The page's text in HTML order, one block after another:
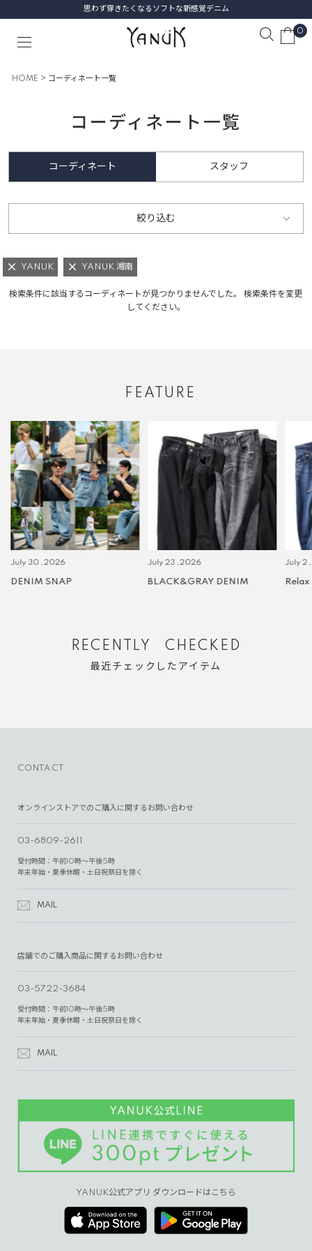
思わず穿きたくなるソフトな新感覚デニム
0
HOME コーディネート一覧
コーディネート一覧
コーディネート スタッフ
絞り込む
YANUK YANUK 湘南
検索条件に該当するコーディネートが見つかりませんでした。 検索条件を変更
してください。
FEATURE
July 30 ,2026
DENIM SNAP
July 23 ,2026
BLACK&GRAY DENIM
July 2
Relax
RECENTLY CHECKED
最近チェックしたアイテム
CONTACT
オンラインストアでのご購入に関するお問い合わせ
03-6809-2611
受付時間：午前10時～午後5時
年末年始・夏季休暇・土日祝祭日を除く
MAIL
店舗でのご購入商品に関するお問い合わせ
03-5722-3684
受付時間：午前10時～午後5時
年末年始・夏季休暇・土日祝祭日を除く
MAIL
YANUK公式アプリ ダウンロードはこちら